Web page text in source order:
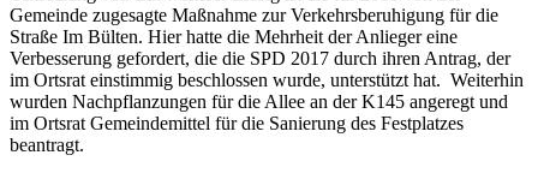
Gemeinde zugesagte Maßnahme zur Verkehrsberuhigung für die
Straße Im Bülten. Hier hatte die Mehrheit der Anlieger eine
Verbesserung gefordert, die die SPD 2017 durch ihren Antrag, der
im Ortsrat einstimmig beschlossen wurde, unterstützt hat. Weiterhin
wurden Nachpflanzungen für die Allee an der K145 angeregt und
im Ortsrat Gemeindemittel für die Sanierung des Festplatzes
beantragt.